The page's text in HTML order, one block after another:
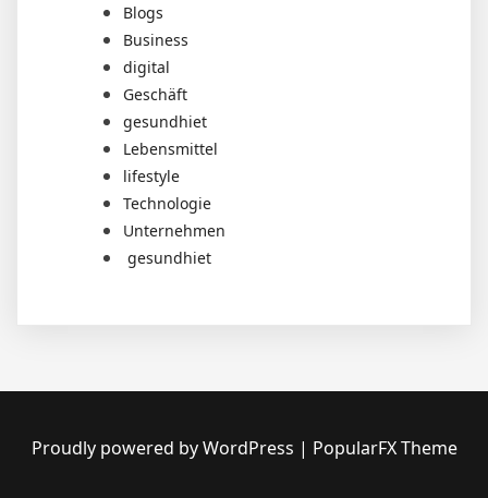
Blogs
Business
digital
Geschäft
gesundhiet
Lebensmittel
lifestyle
Technologie
Unternehmen
gesundhiet
Proudly powered by WordPress | PopularFX Theme